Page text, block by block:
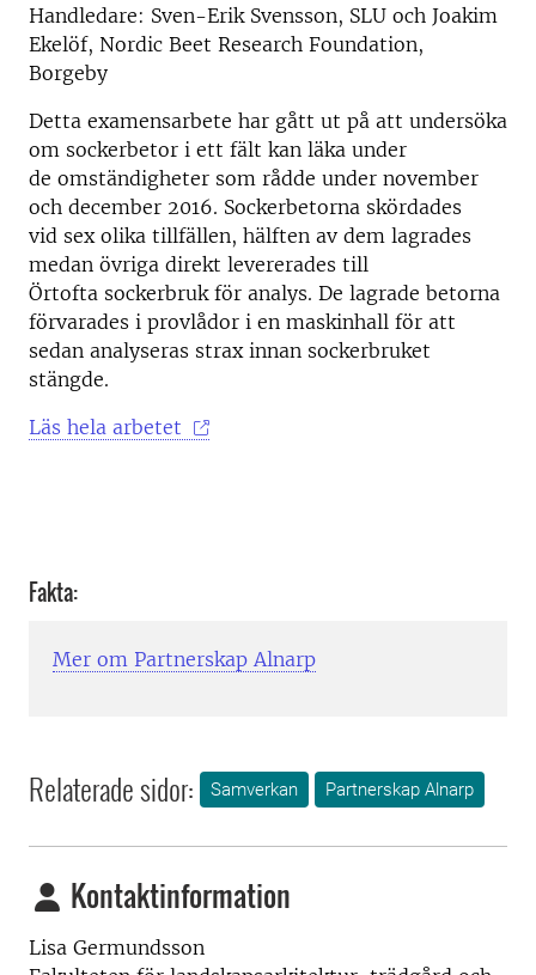
Handledare: Sven-Erik Svensson, SLU och Joakim
Ekelöf, Nordic Beet Research Foundation,
Borgeby
Detta examensarbete har gått ut på att undersöka
om sockerbetor i ett fält kan läka under
de omständigheter som rådde under november
och december 2016. Sockerbetorna skördades
vid sex olika tillfällen, hälften av dem lagrades
medan övriga direkt levererades till
Örtofta sockerbruk för analys. De lagrade betorna
förvarades i provlådor i en maskinhall för att
sedan analyseras strax innan sockerbruket
stängde.
Läs hela arbetet
Fakta:
Mer om Partnerskap Alnarp
Relaterade sidor: Samverkan Partnerskap Alnarp
Kontaktinformation
Lisa Germundsson